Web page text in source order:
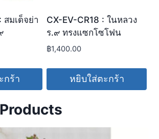
สมเด็จย่า
กร้า
CX-EV-CR18 : ในหลวง
ร.๙ ทรงแซกโซโฟน
฿1,400.00
หยิบใส่ตะกร้า